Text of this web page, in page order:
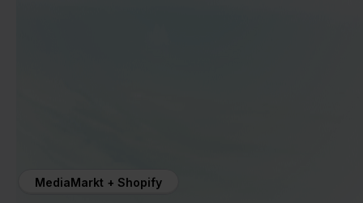
MediaMarkt + Shopify